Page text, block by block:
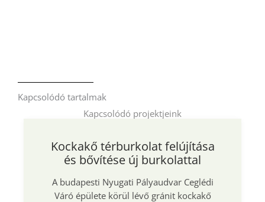
Kapcsolódó tartalmak
Kapcsolódó projektjeink
Kockakő térburkolat felújítása
és bővítése új burkolattal
A budapesti Nyugati Pályaudvar Ceglédi
Váró épülete körül lévő gránit kockakő